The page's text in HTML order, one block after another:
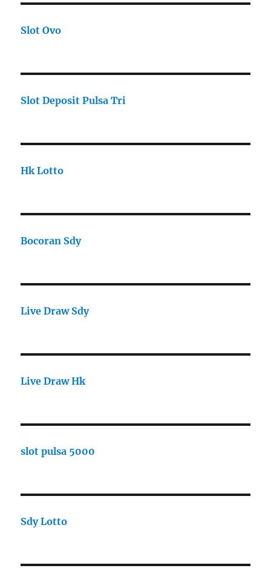
Slot Ovo
Slot Deposit Pulsa Tri
Hk Lotto
Bocoran Sdy
Live Draw Sdy
Live Draw Hk
slot pulsa 5000
Sdy Lotto